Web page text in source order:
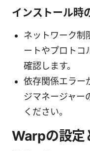
インストール時
ネットワーク制
ートやプロトコ
確認します。
依存関係エラー
ジマネージャー
ください。
Warpの設定